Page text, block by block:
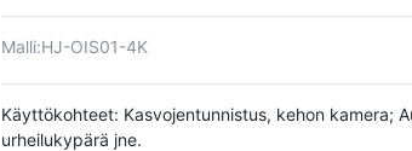
Malli:HJ-OIS01-4K
Käyttökohteet: Kasvojentunnistus, kehon kamera;
urheilukypärä jne.